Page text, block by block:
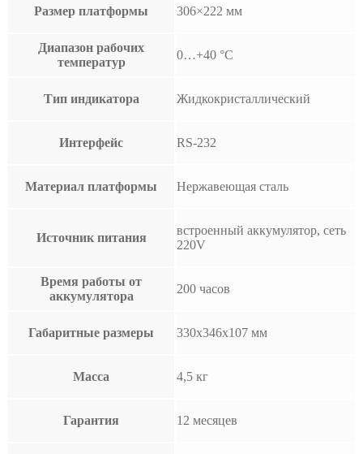
Размер платформы 306×222 мм
Диапазон рабочих
температур
0…+40 °С
Тип индикатора Жидкокристаллический
Интерфейс RS-232
Материал платформы Нержавеющая сталь
Источник питания
встроенный аккумулятор, сеть
220V
Время работы от
аккумулятора
200 часов
Габаритные размеры 330x346x107 мм
Масса 4,5 кг
Гарантия 12 месяцев